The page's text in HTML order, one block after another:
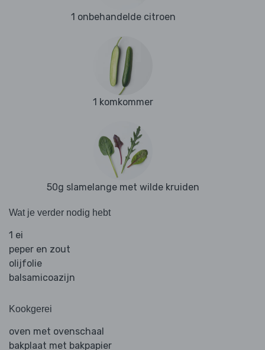
1 onbehandelde citroen
1 komkommer
50g slamelange met wilde kruiden
Wat je verder nodig hebt
1 ei
peper en zout
olijfolie
balsamicoazijn
Kookgerei
oven met ovenschaal
bakplaat met bakpapier